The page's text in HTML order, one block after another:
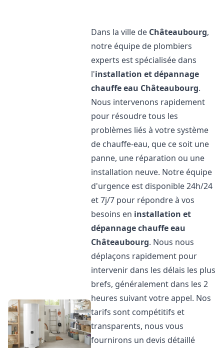
Dans la ville de Châteaubourg,
notre équipe de plombiers
experts est spécialisée dans
l'installation et dépannage
chauffe eau Châteaubourg.
Nous intervenons rapidement
pour résoudre tous les
problèmes liés à votre système
de chauffe-eau, que ce soit une
panne, une réparation ou une
installation neuve. Notre équipe
d'urgence est disponible 24h/24
et 7j/7 pour répondre à vos
besoins en installation et
dépannage chauffe eau
Châteaubourg. Nous nous
déplaçons rapidement pour
intervenir dans les délais les plus
brefs, généralement dans les 2
heures suivant votre appel. Nos
tarifs sont compétitifs et
transparents, nous vous
fournirons un devis détaillé